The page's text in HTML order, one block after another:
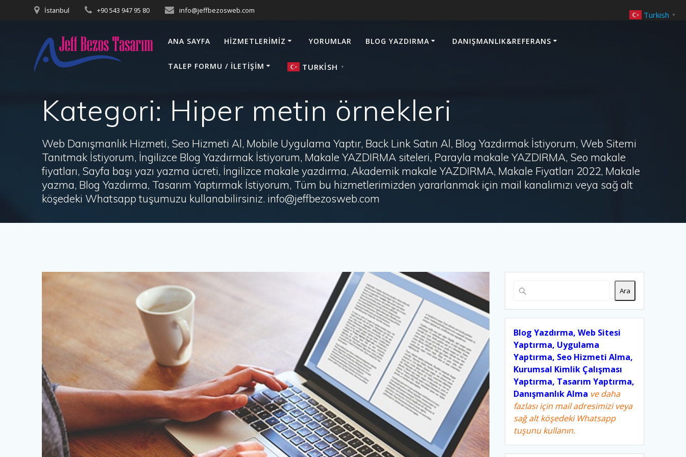
İstanbul +90 543 947 95 80 info@jeffbezosweb.com
ANA SAYFA HIZMETLERIMIZ YORUMLAR BLOG YAZDIRMA DANIŞMANLIK&REFERANS
TALEP FORMU / İLETIŞIM TURKISH ▼
Kategori: Hiper metin örnekleri
Web Danışmanlık Hizmeti, Seo Hizmeti Al, Mobile Uygulama Yaptır, Back Link Satın Al, Blog Yazdırmak İstiyorum, Web Sitemi
Tanıtmak İstiyorum, İngilizce Blog Yazdırmak İstiyorum, Makale YAZDIRMA siteleri, Parayla makale YAZDIRMA, Seo makale
fiyatları, Sayfa başı yazı yazma ücreti, İngilizce makale yazdırma, Akademik makale YAZDIRMA, Makale Fiyatları 2022, Makale
yazma, Blog Yazdırma, Tasarım Yaptırmak İstiyorum, Tüm bu hizmetlerimizden yararlanmak için mail kanalımızı veya sağ alt
köşedeki Whatsapp tuşumuzu kullanabilirsiniz. info@jeffbezosweb.com
Ara
Blog Yazdırma, Web Sitesi
Yaptırma, Uygulama
Yaptırma, Seo Hizmeti Alma,
Kurumsal Kimlik Çalışması
Yaptırma, Tasarım Yaptırma,
Danışmanlık Alma ve daha
fazlası için mail adresimizi veya
sağ alt köşedeki Whatsapp
tuşunu kullanın.
Turkish ▼